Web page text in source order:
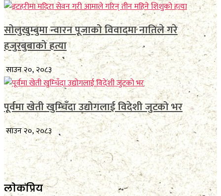
सोलुखुम्बुमा न्वारन पूजाको विवादमा नातिले गरे
हजुरबुबाको हत्या
साउन २०, २०८३
पूर्वमा खेती खुम्चिँदा उद्योगलाई विदेशी जुटको भर
साउन २०, २०८३
लाेकप्रिय